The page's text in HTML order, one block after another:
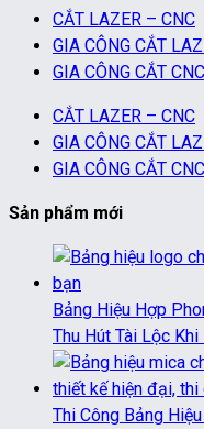
CẮT LAZER – CNC
GIA CÔNG CẮT
GIA CÔNG CẮT CNC
CẮT LAZER – CNC
GIA CÔNG CẮT
GIA CÔNG CẮT CNC
Sản phẩm mới
Bảng Hiệu Hợp
Thu Hút Tài Lộc Khi
Thi Công Bảng